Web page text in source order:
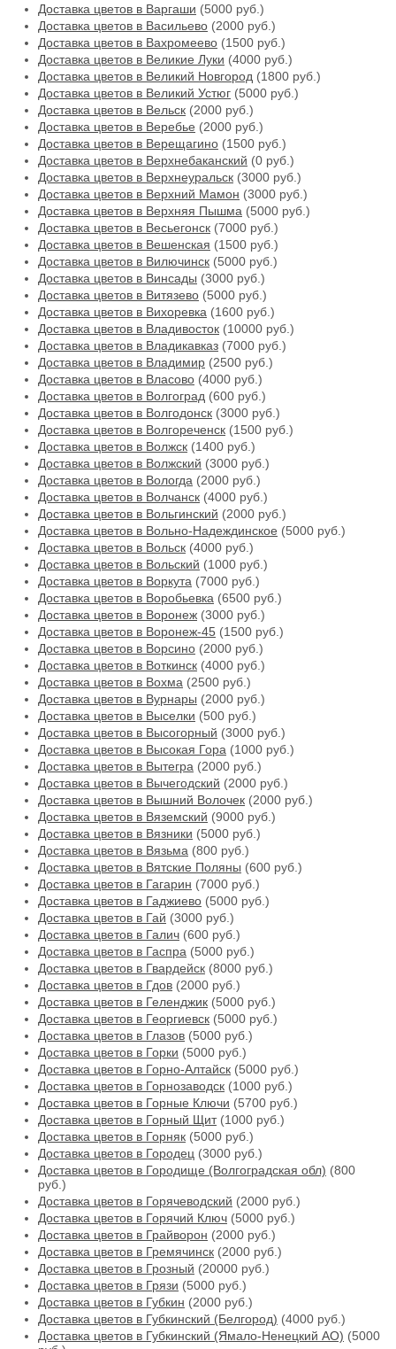
Доставка цветов в Варгаши (5000 руб.)
Доставка цветов в Васильево (2000 руб.)
Доставка цветов в Вахромеево (1500 руб.)
Доставка цветов в Великие Луки (4000 руб.)
Доставка цветов в Великий Новгород (1800 руб.)
Доставка цветов в Великий Устюг (5000 руб.)
Доставка цветов в Вельск (2000 руб.)
Доставка цветов в Веребье (2000 руб.)
Доставка цветов в Верещагино (1500 руб.)
Доставка цветов в Верхнебаканский (0 руб.)
Доставка цветов в Верхнеуральск (3000 руб.)
Доставка цветов в Верхний Мамон (3000 руб.)
Доставка цветов в Верхняя Пышма (5000 руб.)
Доставка цветов в Весьегонск (7000 руб.)
Доставка цветов в Вешенская (1500 руб.)
Доставка цветов в Вилючинск (5000 руб.)
Доставка цветов в Винсады (3000 руб.)
Доставка цветов в Витязево (5000 руб.)
Доставка цветов в Вихоревка (1600 руб.)
Доставка цветов в Владивосток (10000 руб.)
Доставка цветов в Владикавказ (7000 руб.)
Доставка цветов в Владимир (2500 руб.)
Доставка цветов в Власово (4000 руб.)
Доставка цветов в Волгоград (600 руб.)
Доставка цветов в Волгодонск (3000 руб.)
Доставка цветов в Волгореченск (1500 руб.)
Доставка цветов в Волжск (1400 руб.)
Доставка цветов в Волжский (3000 руб.)
Доставка цветов в Вологда (2000 руб.)
Доставка цветов в Волчанск (4000 руб.)
Доставка цветов в Вольгинский (2000 руб.)
Доставка цветов в Вольно-Надеждинское (5000 руб.)
Доставка цветов в Вольск (4000 руб.)
Доставка цветов в Вольский (1000 руб.)
Доставка цветов в Воркута (7000 руб.)
Доставка цветов в Воробьевка (6500 руб.)
Доставка цветов в Воронеж (3000 руб.)
Доставка цветов в Воронеж-45 (1500 руб.)
Доставка цветов в Ворсино (2000 руб.)
Доставка цветов в Воткинск (4000 руб.)
Доставка цветов в Вохма (2500 руб.)
Доставка цветов в Вурнары (2000 руб.)
Доставка цветов в Выселки (500 руб.)
Доставка цветов в Высогорный (3000 руб.)
Доставка цветов в Высокая Гора (1000 руб.)
Доставка цветов в Вытегра (2000 руб.)
Доставка цветов в Вычегодский (2000 руб.)
Доставка цветов в Вышний Волочек (2000 руб.)
Доставка цветов в Вяземский (9000 руб.)
Доставка цветов в Вязники (5000 руб.)
Доставка цветов в Вязьма (800 руб.)
Доставка цветов в Вятские Поляны (600 руб.)
Доставка цветов в Гагарин (7000 руб.)
Доставка цветов в Гаджиево (5000 руб.)
Доставка цветов в Гай (3000 руб.)
Доставка цветов в Галич (600 руб.)
Доставка цветов в Гаспра (5000 руб.)
Доставка цветов в Гвардейск (8000 руб.)
Доставка цветов в Гдов (2000 руб.)
Доставка цветов в Геленджик (5000 руб.)
Доставка цветов в Георгиевск (5000 руб.)
Доставка цветов в Глазов (5000 руб.)
Доставка цветов в Горки (5000 руб.)
Доставка цветов в Горно-Алтайск (5000 руб.)
Доставка цветов в Горнозаводск (1000 руб.)
Доставка цветов в Горные Ключи (5700 руб.)
Доставка цветов в Горный Щит(1000 руб.)
Доставка цветов в Горняк (5000 руб.)
Доставка цветов в Городец (3000 руб.)
Доставка цветов в Городище (Волгоградская обл) (800
руб.)
Доставка цветов в Горячеводский (2000 руб.)
Доставка цветов в Горячий Ключ (5000 руб.)
Доставка цветов в Грайворон (2000 руб.)
Доставка цветов в Гремячинск (2000 руб.)
Доставка цветов в Грозный (20000 руб.)
Доставка цветов в Грязи (5000 руб.)
Доставка цветов в Губкин (2000 руб.)
Доставка цветов в Губкинский (Белгород) (4000 руб.)
Доставка цветов в Губкинский (Ямало-Ненецкий АО) (5000